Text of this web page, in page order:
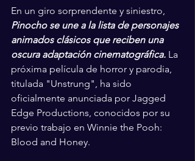
En un giro sorprendente y siniestro,
Pinocho se une a la lista de personajes
animados clásicos que reciben una
oscura adaptación cinematográfica. La
próxima película de horror y parodia,
titulada "Unstrung", ha sido
oficialmente anunciada por Jagged
Edge Productions, conocidos por su
previo trabajo en Winnie the Pooh:
Blood and Honey.